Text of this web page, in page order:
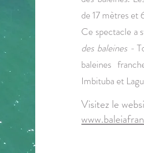
de 17 mètres et
Ce spectacle a
des baleines -
baleines
Imbituba et
Visitez le